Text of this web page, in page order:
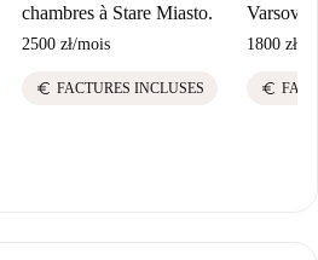
chambres à Stare Miasto.
2500 zł/mois
euro FACTURES INCLUSES
Varsovie
1800 zł
euro